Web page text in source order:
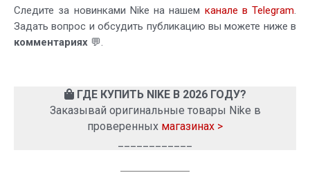
Следите за новинками Nike на нашем канале в Telegram.
Задать вопрос и обсудить публикацию вы можете ниже в
комментариях 💬.
ГДЕ КУПИТЬ NIKE В 2026 ГОДУ?
Заказывай оригинальные товары Nike в
проверенных магазинах >